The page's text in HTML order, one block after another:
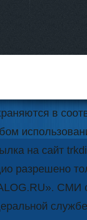
в
на сайт
разрешено
СМИ